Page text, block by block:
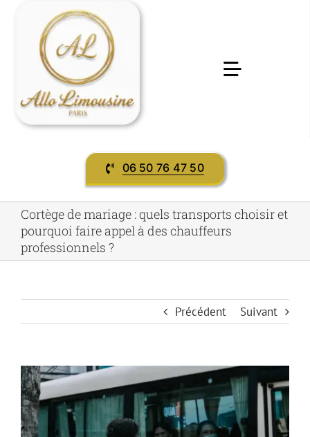
contenu
Toggle
Accueil
Préstations & services
Evènement
contact
06 50 76 47 50
Cortège de mariage : quels transports choisir et
pourquoi faire appel à des chauffeurs
professionnels ?
Précédent Suivant
Voir
l'image
agrandie